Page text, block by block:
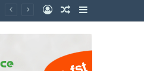
Sidebar
latérale)
Article
Connexion